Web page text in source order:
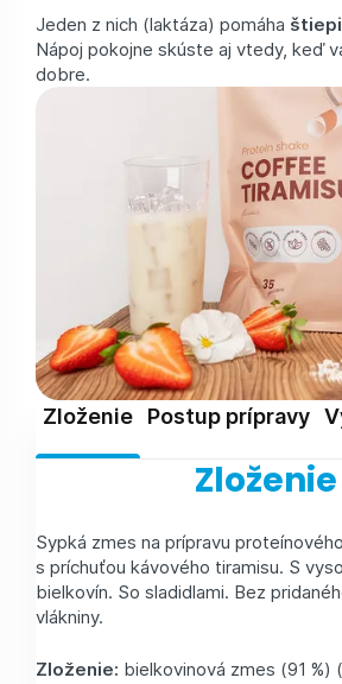
Jeden z nich (laktáza) pomáha
Nápoj pokojne skúste aj vtedy, keď
dobre.
Zloženie Postup prípravy
Zloženie
Sypká zmes na prípravu
s príchuťou kávového tiramisu. S
bielkovín. So sladidlami. Bez
vlákniny.
Zloženie: bielkovinová zmes (91 %) (